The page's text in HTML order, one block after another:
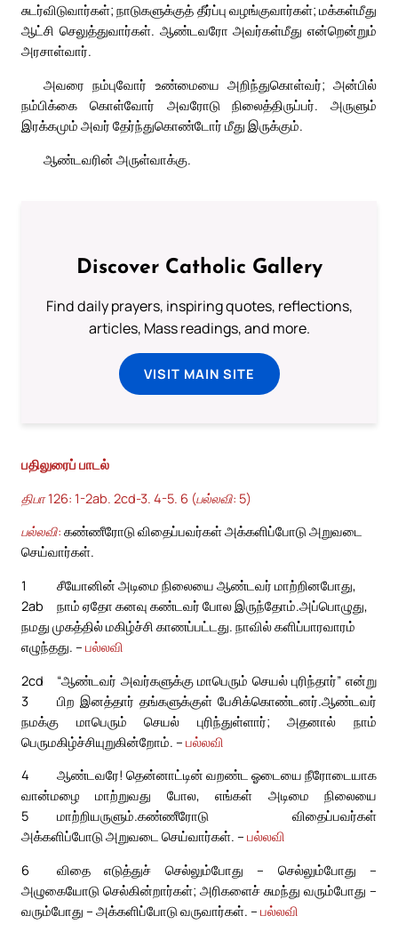
சுடர்விடுவார்கள்; நாடுகளுக்குத் தீர்ப்பு வழங்குவார்கள்; மக்கள்மீது
ஆட்சி செலுத்துவார்கள். ஆண்டவரோ அவர்கள்மீது என்றென்றும்
அரசாள்வார்.
அவரை நம்புவோர் உண்மையை அறிந்துகொள்வர்; அன்பில்
நம்பிக்கை கொள்வோர் அவரோடு நிலைத்திருப்பர். அருளும்
இரக்கமும் அவர் தேர்ந்துகொண்டோர் மீது இருக்கும்.
ஆண்டவரின் அருள்வாக்கு.
Discover Catholic Gallery
Find daily prayers, inspiring quotes, reflections,
articles, Mass readings, and more.
VISIT MAIN SITE
பதிலுரைப் பாடல்
திபா 126: 1-2ab. 2cd-3. 4-5. 6 (பல்லவி: 5)
பல்லவி: கண்ணீரோடு விதைப்பவர்கள் அக்களிப்போடு அறுவடை
செய்வார்கள்.
1
சீயோனின் அடிமை நிலையை ஆண்டவர் மாற்றினபோது,
நாம் ஏதோ கனவு கண்டவர் போல இருந்தோம்.
2ab
அப்பொழுது,
நமது முகத்தில் மகிழ்ச்சி காணப்பட்டது. நாவில் களிப்பாரவாரம்
எழுந்தது. – பல்லவி
2cd
“ஆண்டவர் அவர்களுக்கு மாபெரும் செயல் புரிந்தார்” என்று
பிற இனத்தார் தங்களுக்குள் பேசிக்கொண்டனர்.
3
ஆண்டவர்
நமக்கு மாபெரும் செயல் புரிந்துள்ளார்; அதனால் நாம்
பெருமகிழ்ச்சியுறுகின்றோம். – பல்லவி
4
ஆண்டவரே! தென்னாட்டின் வறண்ட ஓடையை நீரோடையாக
வான்மழை மாற்றுவது போல, எங்கள் அடிமை நிலையை
மாற்றியருளும்.
5
கண்ணீரோடு விதைப்பவர்கள்
அக்களிப்போடு அறுவடை செய்வார்கள். – பல்லவி
6
விதை எடுத்துச் செல்லும்போது – செல்லும்போது –
அழுகையோடு செல்கின்றார்கள்; அரிகளைச் சுமந்து வரும்போது –
வரும்போது – அக்களிப்போடு வருவார்கள். – பல்லவி